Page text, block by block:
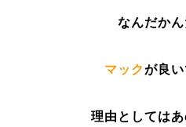
なんだか
マックが良い
理由としては